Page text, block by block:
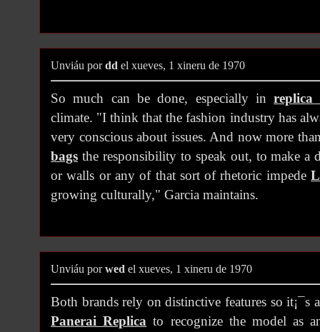
Unviáu pordd el xueves, 1 xineru de 1970
So much can be done, especially inreplica
climate. "I think that the fashion industry has
very conscious about issues. And now more
bags the responsibility to speak out, to make a
or walls or any of that sort of rhetoric impede
growing culturally," Garcia maintains.
Unviáu porwed el xueves, 1 xineru de 1970
Both brands rely on distinctive features so it¡¯s
Panerai Replica to recognize the model as